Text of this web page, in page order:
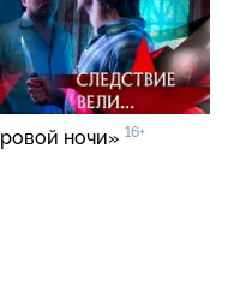
ночи» 16+